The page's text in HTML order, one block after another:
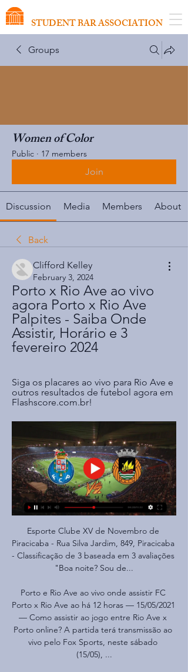
STUDENT BAR ASSOCIATION
Groups
Women of Color
Public · 17 members
Join
Discussion Media Members About
Back
Clifford Kelley
February 3, 2024
Porto x Rio Ave ao vivo
agora Porto x Rio Ave
Palpites - Saiba Onde
Assistir, Horário e 3
fevereiro 2024
Siga os placares ao vivo para Rio Ave e
outros resultados de futebol agora em
Flashscore.com.br!
Esporte Clube XV de Novembro de
Piracicaba - Rua Silva Jardim, 849, Piracicaba
- Classificação de 3 baseada em 3 avaliações
"Boa noite? Sou de...
Porto e Rio Ave ao vivo onde assistir FC
Porto x Rio Ave ao há 12 horas — 15/05/2021
— Como assistir ao jogo entre Rio Ave x
Porto online? A partida terá transmissão ao
vivo pelo Fox Sports, neste sábado
(15/05), ...